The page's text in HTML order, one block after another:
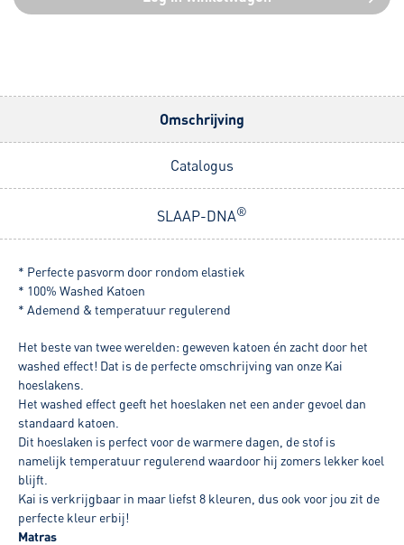
Omschrijving
Catalogus
SLAAP-DNA®
* Perfecte pasvorm door rondom elastiek
* 100% Washed Katoen
* Ademend & temperatuur regulerend
Het beste van twee werelden: geweven katoen én zacht door het
washed effect! Dat is de perfecte omschrijving van onze Kai
hoeslakens.
Het washed effect geeft het hoeslaken net een ander gevoel dan
standaard katoen.
Dit hoeslaken is perfect voor de warmere dagen, de stof is
namelijk temperatuur regulerend waardoor hij zomers lekker koel
blijft.
Kai is verkrijgbaar in maar liefst 8 kleuren, dus ook voor jou zit de
perfecte kleur erbij!
Matras